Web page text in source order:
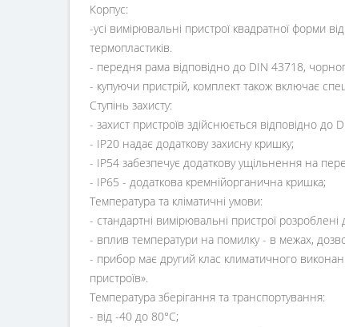
Корпус:
-усі вимірювальні пристрої квадратної форми
термопластиків.
- передня рама відповідно до DIN 43718,
- купуючи пристрій, комплект також включає
Ступінь захисту:
- захист пристроїв здійснюється відповідно
- IP20 надає додаткову захисну кришку;
- IP54 забезпечує додаткову ущільнення на
- IP65 - додаткова кремнійорганична кришка;
Температура та кліматичні умови:
- стандартні вимірювальні пристрої
- вплив температури на помилку - в межах,
- прибор має другий клас климатичного
пристроїв».
Температура зберігання та транспортування:
- від -40 до 80°С;